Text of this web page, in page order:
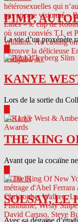
PIMP,
La vie d’un proxénète
04.12.13
KANYE
Lors de la sortie du
04.11.13
THE KING
Avant que la cocaïne
04.10.13
SOLSAY, LE